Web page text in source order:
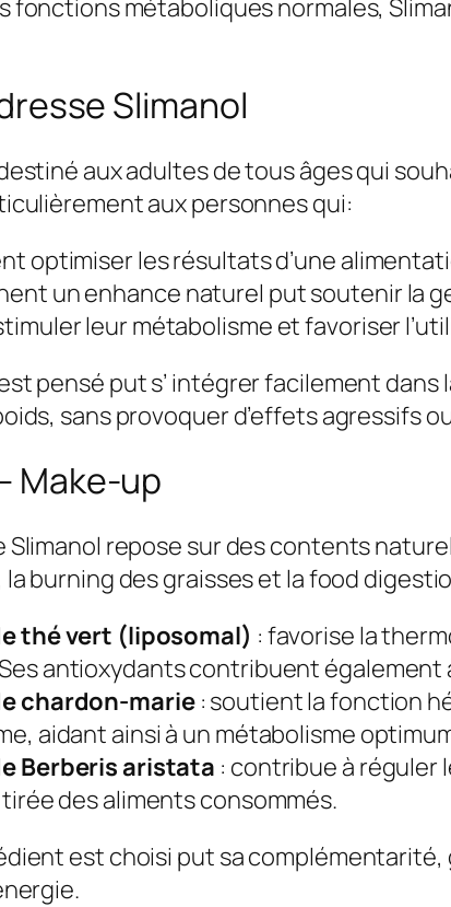
fonctions métaboliques normales,
Slimanol
aux adultes de tous âges qui
aux personnes qui:
optimiser les résultats d’une
un enhance naturel put soutenir la
leur métabolisme et favoriser
pensé put s’ intégrer facilement
sans provoquer d’effets agressifs
Make-up
Slimanol repose sur des contents
burning des graisses et la food
thé vert (liposomal) : favorise la
antioxydants contribuent également
chardon-marie : soutient la fonction
aidant ainsi à un métabolisme
Berberis aristata : contribue à réguler
tirée des aliments consommés.
est choisi put sa